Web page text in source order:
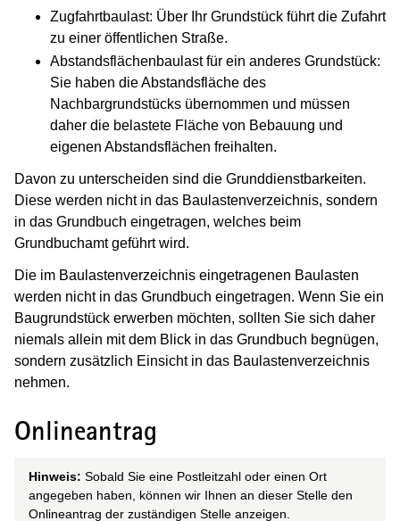
Zugfahrtbaulast: Über Ihr Grundstück führt die Zufahrt
zu einer öffentlichen Straße.
Abstandsflächenbaulast für ein anderes Grundstück:
Sie haben die Abstandsfläche des
Nachbargrundstücks übernommen und müssen
daher die belastete Fläche von Bebauung und
eigenen Abstandsflächen freihalten.
Davon zu unterscheiden sind die Grunddienstbarkeiten.
Diese werden nicht in das Baulastenverzeichnis, sondern
in das Grundbuch eingetragen, welches beim
Grundbuchamt geführt wird.
Die im Baulastenverzeichnis eingetragenen Baulasten
werden nicht in das Grundbuch eingetragen. Wenn Sie ein
Baugrundstück erwerben möchten, sollten Sie sich daher
niemals allein mit dem Blick in das Grundbuch begnügen,
sondern zusätzlich Einsicht in das Baulastenverzeichnis
nehmen.
Onlineantrag
Hinweis: Sobald Sie eine Postleitzahl oder einen Ort
angegeben haben, können wir Ihnen an dieser Stelle den
Onlineantrag der zuständigen Stelle anzeigen.